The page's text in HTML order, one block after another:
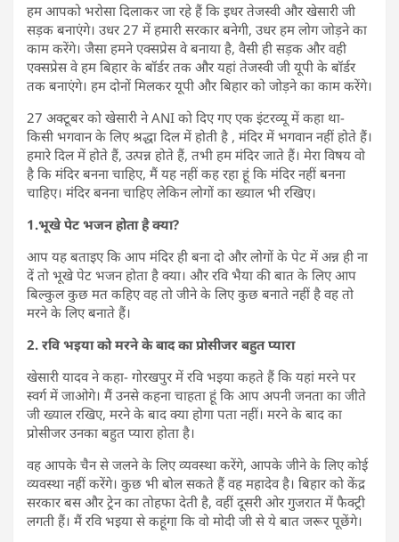
हम आपको भरोसा दिलाकर जा रहे हैं कि इधर तेजस्वी और खेसारी जी
सड़क बनाएंगे। उधर 27 में हमारी सरकार बनेगी, उधर हम लोग जोड़ने का
काम करेंगे। जैसा हमने एक्सप्रेस वे बनाया है, वैसी ही सड़क और वही
एक्सप्रेस वे हम बिहार के बॉर्डर तक और यहां तेजस्वी जी यूपी के बॉर्डर
तक बनाएंगे। हम दोनों मिलकर यूपी और बिहार को जोड़ने का काम करेंगे।
27 अक्टूबर को खेसारी ने ANI को दिए गए एक इंटरव्यू में कहा था-
किसी भगवान के लिए श्रद्धा दिल में होती है , मंदिर में भगवान नहीं होते हैं।
हमारे दिल में होते हैं, उत्पन्न होते हैं, तभी हम मंदिर जाते हैं। मेरा विषय वो
है कि मंदिर बनना चाहिए, मैं यह नहीं कह रहा हूं कि मंदिर नहीं बनना
चाहिए। मंदिर बनना चाहिए लेकिन लोगों का ख्याल भी रखिए।
1.भूखे पेट भजन होता है क्या?
आप यह बताइए कि आप मंदिर ही बना दो और लोगों के पेट में अन्न ही ना
दें तो भूखे पेट भजन होता है क्या। और रवि भैया की बात के लिए आप
बिल्कुल कुछ मत कहिए वह तो जीने के लिए कुछ बनाते नहीं है वह तो
मरने के लिए बनाते हैं।
2. रवि भइया को मरने के बाद का प्रोसीजर बहुत प्यारा
खेसारी यादव ने कहा- गोरखपुर में रवि भइया कहते हैं कि यहां मरने पर
स्वर्ग में जाओगे। मैं उनसे कहना चाहता हूं कि आप अपनी जनता का जीते
जी ख्याल रखिए, मरने के बाद क्या होगा पता नहीं। मरने के बाद का
प्रोसीजर उनका बहुत प्यारा होता है।
वह आपके चैन से जलने के लिए व्यवस्था करेंगे, आपके जीने के लिए कोई
व्यवस्था नहीं करेंगे। कुछ भी बोल सकते हैं वह महादेव है। बिहार को केंद्र
सरकार बस और ट्रेन का तोहफा देती है, वहीं दूसरी ओर गुजरात में फैक्ट्री
लगती हैं। मैं रवि भइया से कहूंगा कि वो मोदी जी से ये बात जरूर पूछेंगे।